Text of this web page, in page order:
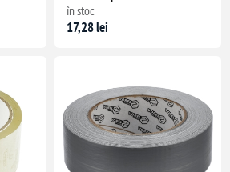
în stoc
17,28 lei